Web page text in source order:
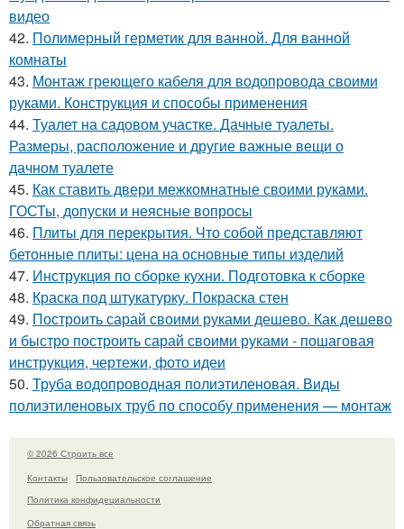
видео
42. Полимерный герметик для ванной. Для ванной
комнаты
43. Монтаж греющего кабеля для водопровода своими
руками. Конструкция и способы применения
44. Туалет на садовом участке. Дачные туалеты.
Размеры, расположение и другие важные вещи о
дачном туалете
45. Как ставить двери межкомнатные своими руками.
ГОСТы, допуски и неясные вопросы
46. Плиты для перекрытия. Что собой представляют
бетонные плиты: цена на основные типы изделий
47. Инструкция по сборке кухни. Подготовка к сборке
48. Краска под штукатурку. Покраска стен
49. Построить сарай своими руками дешево. Как дешево
и быстро построить сарай своими руками - пошаговая
инструкция, чертежи, фото идеи
50. Труба водопроводная полиэтиленовая. Виды
полиэтиленовых труб по способу применения — монтаж
© 2026 Строить все
Контакты
Пользовательское соглашение
Политика конфидециальности
Обратная связь